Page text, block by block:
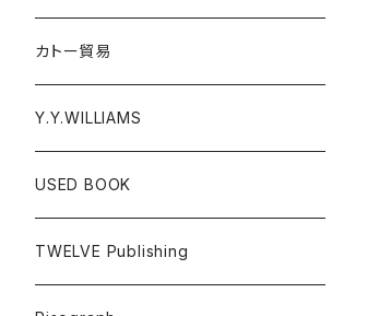
Gray Window Press
ZENTERPRISE magazine
RECORD
Cassette Tape
DVD
A - E
T-shirts
Accessories
Poster
Donation PINS
カトー貿易
Y.Y.WILLIAMS
USED BOOK
TWELVE Publishing